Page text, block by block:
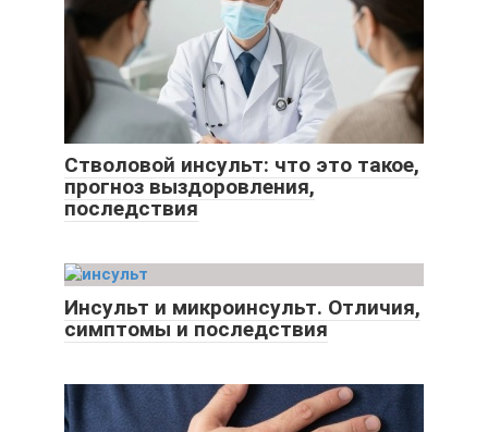
Стволовой инсульт: что это такое,
прогноз выздоровления,
последствия
Инсульт и микроинсульт. Отличия,
симптомы и последствия